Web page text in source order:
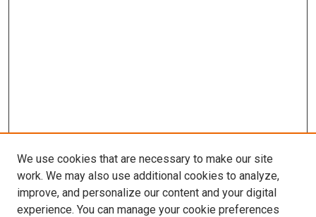
We use cookies that are necessary to make our site
work. We may also use additional cookies to analyze,
improve, and personalize our content and your digital
experience. You can manage your cookie preferences